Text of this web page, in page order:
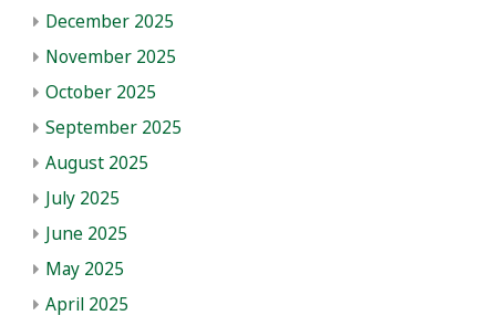
December 2025
November 2025
October 2025
September 2025
August 2025
July 2025
June 2025
May 2025
April 2025